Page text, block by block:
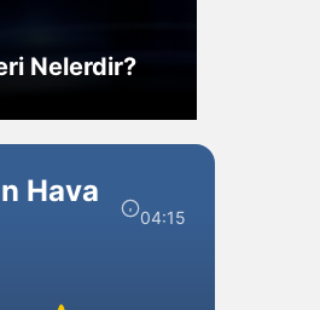
Nelerdir?
Hava
04:15